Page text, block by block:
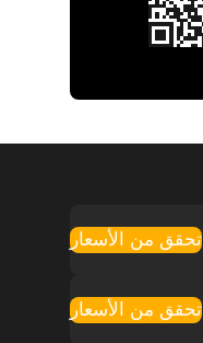
تحقق من الأسعار
تحقق من الأسعار